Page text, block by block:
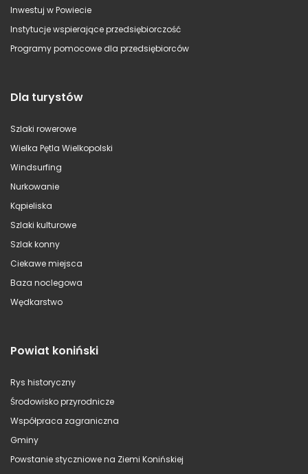
Inwestuj w Powiecie
Instytucje wspierające przedsiębiorczość
Programy pomocowe dla przedsiębiorców
Dla turystów
Szlaki rowerowe
Wielka Pętla Wielkopolski
Windsurfing
Nurkowanie
Kąpieliska
Szlaki kulturowe
Szlak konny
Ciekawe miejsca
Baza noclegowa
Wędkarstwo
Powiat koniński
Rys historyczny
Środowisko przyrodnicze
Współpraca zagraniczna
Gminy
Powstanie styczniowe na Ziemi Konińskiej